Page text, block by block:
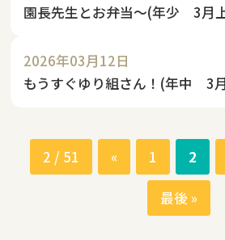
園長先生とお弁当～(年少 3月
2026年03月12日
もうすぐゆり組さん！(年中 3
2 / 51 « 1 2
最後 »